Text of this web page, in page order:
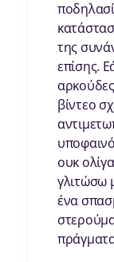
της
επίσης.
βίντεο
ουκ
γλιτώσω
ένα